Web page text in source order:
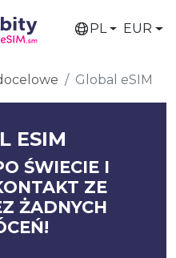
PL EUR
Global eSIM
ESIM
ŚWIECIE I
ZE
ŻADNYCH